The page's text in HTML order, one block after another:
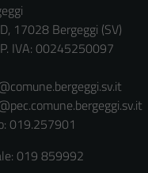
17028 Bergeggi (SV)
IVA: 00245250097
019.257901
019 859992
del sito
essere